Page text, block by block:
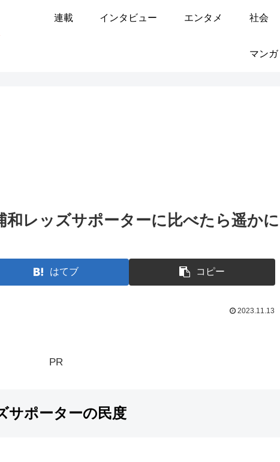
連載 インタビュー エンタメ 社会
マンガ
和レッズサポーターに比べたら遥かに
はてブ コピー
2023.11.13
PR
サポーターの民度